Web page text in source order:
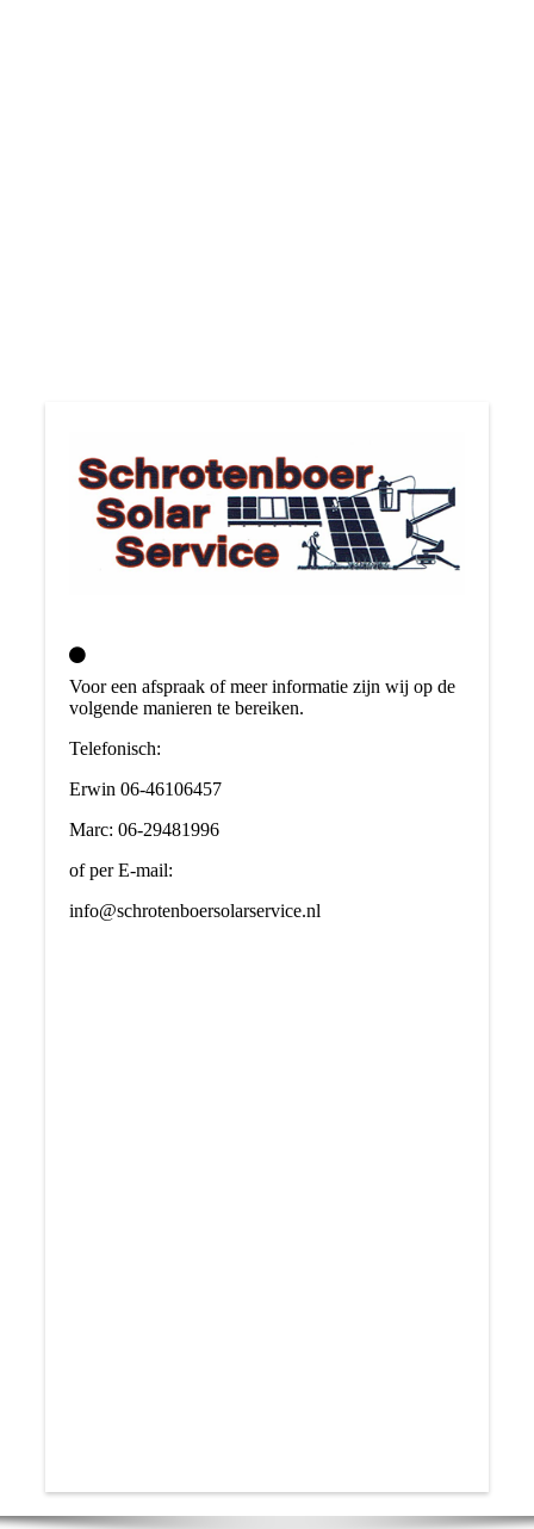
Voor een afspraak of meer informatie zijn wij op de
volgende manieren te bereiken.
Telefonisch:
Erwin 06-46106457
Marc: 06-29481996
of per E-mail:
info@schrotenboersolarservice.nl